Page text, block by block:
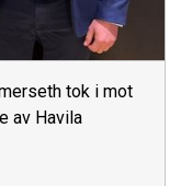
tok i mot
av Havila